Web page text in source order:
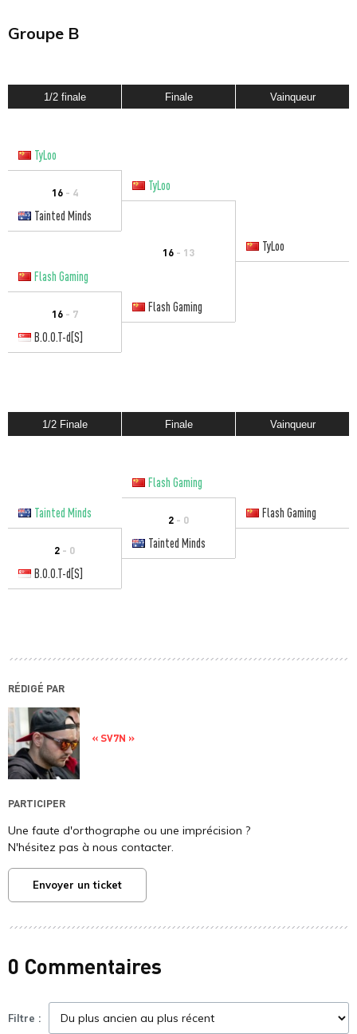
Groupe B
1/2 finale Finale Vainqueur
TyLoo
16- 4
TyLoo
Tainted Minds
16 - 13
TyLoo
Flash Gaming
16- 7
Flash Gaming
B.O.O.T-d[S]
1/2 Finale Finale Vainqueur
Flash Gaming
Tainted Minds
2 - 0 Flash Gaming
2 - 0
Tainted Minds
B.O.O.T-d[S]
RÉDIGÉ PAR
« SV7N »
PARTICIPER
Une faute d'orthographe ou une imprécision ?
N'hésitez pas à nous contacter.
Envoyer un ticket
0 Commentaires
Filtre :